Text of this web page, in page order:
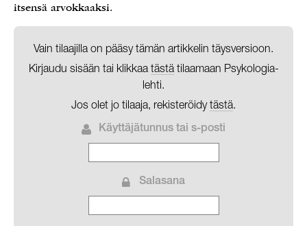
itsensä arvokkaaksi.
Vain tilaajilla on pääsy tämän artikkelin täysversioon.
Kirjaudu sisään tai klikkaa tästätilaamaan Psykologia-
lehti.
Jos olet jo tilaaja, rekisteröidytästä.
Käyttäjätunnus tai s-posti
Salasana